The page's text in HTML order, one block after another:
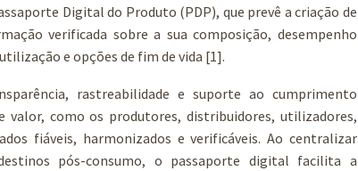
Digital do Produto (PDP), que prevê a criação de
verificada sobre a sua composição, desempenho
e opções de fim de vida [1].
rastreabilidade e suporte ao cumprimento
como os produtores, distribuidores, utilizadores,
fiáveis, harmonizados e verificáveis. Ao centralizar
pós-consumo, o passaporte digital facilita a